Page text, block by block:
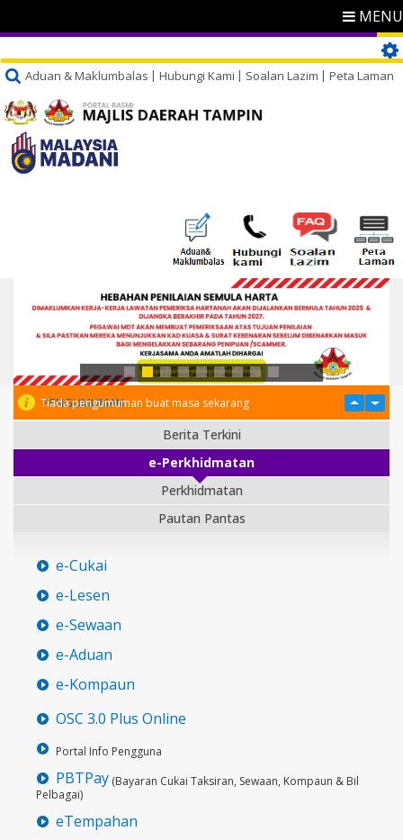
MENU
Aduan & Maklumbalas Hubungi Kami Soalan Lazim Peta Laman
PENGUMUMAN
Tiada pengumuman buat masa sekarang
Berita Terkini
e-Perkhidmatan
Perkhidmatan
Pautan Pantas
e-Cukai
e-Lesen
e-Sewaan
e-Aduan
e-Kompaun
OSC 3.0 Plus Online
Portal Info Pengguna
PBTPay (Bayaran Cukai Taksiran, Sewaan, Kompaun & Bil
Pelbagai)
eTempahan